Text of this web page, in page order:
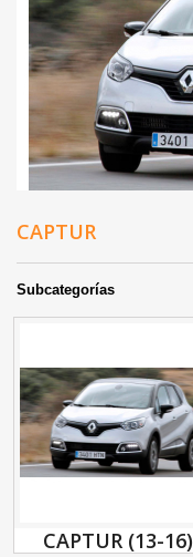
CAPTUR
Subcategorías
CAPTUR (13-16)